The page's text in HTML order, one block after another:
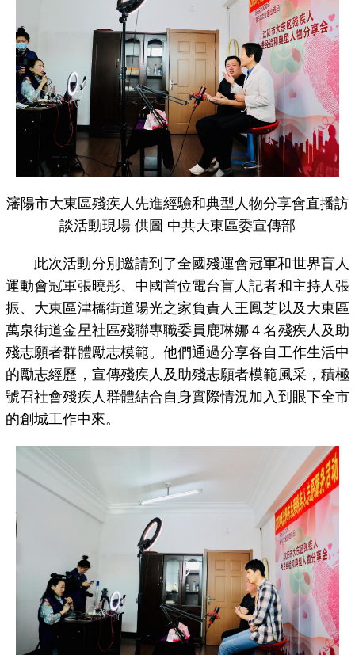
瀋陽市大東區殘疾人先進經驗和典型人物分享會直播訪
談活動現場 供圖 中共大東區委宣傳部
此次活動分別邀請到了全國殘運會冠軍和世界盲人
運動會冠軍張曉彤、中國首位電台盲人記者和主持人張
振、大東區津橋街道陽光之家負責人王鳳芝以及大東區
萬泉街道金星社區殘聯專職委員鹿琳娜４名殘疾人及助
殘志願者群體勵志模範。他們通過分享各自工作生活中
的勵志經歷，宣傳殘疾人及助殘志願者模範風采，積極
號召社會殘疾人群體結合自身實際情況加入到眼下全市
的創城工作中來。